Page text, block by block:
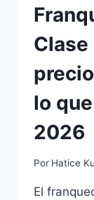
Clase
lo
2026
Por Hatice
El